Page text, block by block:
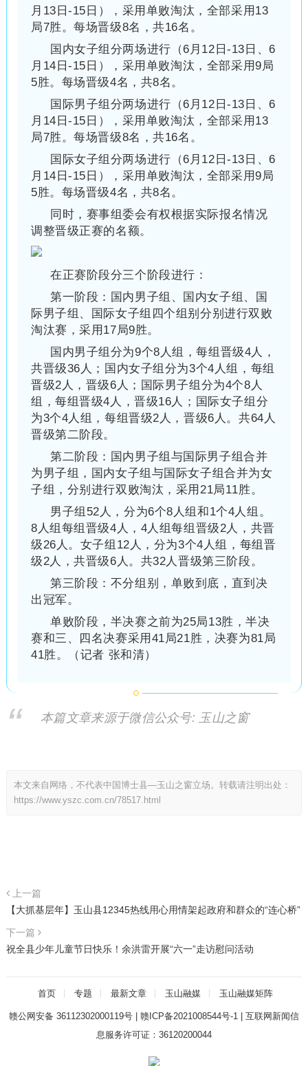
月13日-15日），采用单败淘汰，全部采用13
局7胜。每场晋级8名，共16名。
国内女子组分两场进行（6月12日-13日、6
月14日-15日），采用单败淘汰，全部采用9局
5胜。每场晋级4名，共8名。
国际男子组分两场进行（6月12日-13日、6
月14日-15日），采用单败淘汰，全部采用13
局7胜。每场晋级8名，共16名。
国际女子组分两场进行（6月12日-13日、6
月14日-15日），采用单败淘汰，全部采用9局
5胜。每场晋级4名，共8名。
同时，赛事组委会有权根据实际报名情况
调整晋级正赛的名额。
在正赛阶段分三个阶段进行：
第一阶段：国内男子组、国内女子组、国
际男子组、国际女子组四个组别分别进行双败
淘汰赛，采用17局9胜。
国内男子组分为9个8人组，每组晋级4人，
共晋级36人；国内女子组分为3个4人组，每组
晋级2人，晋级6人；国际男子组分为4个8人
组，每组晋级4人，晋级16人；国际女子组分
为3个4人组，每组晋级2人，晋级6人。共64人
晋级第二阶段。
第二阶段：国内男子组与国际男子组合并
为男子组，国内女子组与国际女子组合并为女
子组，分别进行双败淘汰，采用21局11胜。
男子组52人，分为6个8人组和1个4人组。
8人组每组晋级4人，4人组每组晋级2人，共晋
级26人。女子组12人，分为3个4人组，每组晋
级2人，共晋级6人。共32人晋级第三阶段。
第三阶段：不分组别，单败到底，直到决
出冠军。
单败阶段，半决赛之前为25局13胜，半决
赛和三、四名决赛采用41局21胜，决赛为81局
41胜。（记者 张和清）
本篇文章来源于微信公众号: 玉山之窗
本文来自网络，不代表中国博士县—玉山之窗立场。转载请注明出处：
https://www.yszc.com.cn/78517.html
上一篇
【大抓基层年】玉山县12345热线用心用情架起政府和群众的“连心桥”
下一篇
祝全县少年儿童节日快乐！余洪雷开展“六一”走访慰问活动
首页 专题 最新文章 玉山融媒 玉山融媒矩阵
赣公网安备 36112302000119号| 赣ICP备2021008544号-1| 互联网新闻信
息服务许可证：36120200044